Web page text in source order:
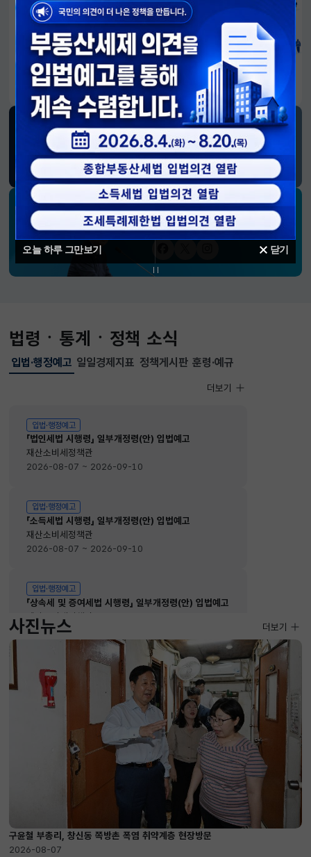
오늘 하루 그만보기 닫기
알림판
국민이 만든 대전환의 길-회복과 도약, 모두의 1년
재정경제부 SNS 소식
블로그페이스북트위터(X)유튜브인스타그램
소통하는 경제 리더 구윤철 장관의
SNS 채널
법령ㆍ통계ㆍ정책 소식
입법·행정예고
선택됨
입법·행정예고
입법·행정예고
「법인세법 시행령」 일부개정령(안) 입법예고
재산소비세정책관
2026-08-07 ~ 2026-09-10
입법·행정예고
「소득세법 시행령」 일부개정령(안) 입법예고
재산소비세정책관
2026-08-07 ~ 2026-09-10
입법·행정예고
「상속세 및 증여세법 시행령」 일부개정령(안) 입법예고
재산소비세정책관
2026-08-07 ~ 2026-09-10
입법·행정예고
더보기
일일경제지표 정책게시판 훈령·예규
사진뉴스
구윤철 부총리, 창신동 쪽방촌 폭염 취약계층 현장방문
2026-08-07
사진뉴스
더보기